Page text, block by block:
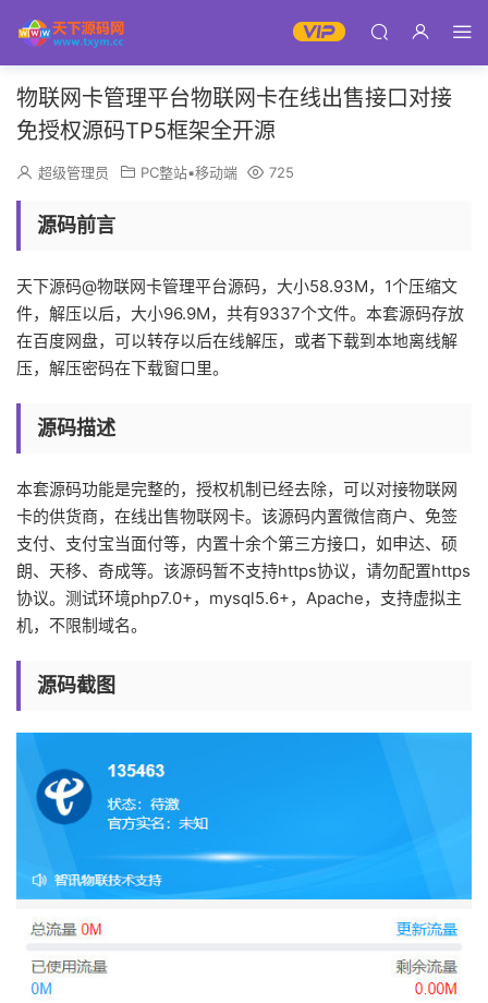
物联网卡管理平台物联网卡在线出售接口对接
免授权源码TP5框架全开源
超级管理员 PC整站▪移动端 725
源码前言
天下源码@物联网卡管理平台源码，大小58.93M，1个压缩文
件，解压以后，大小96.9M，共有9337个文件。本套源码存放
在百度网盘，可以转存以后在线解压，或者下载到本地离线解
压，解压密码在下载窗口里。
源码描述
本套源码功能是完整的，授权机制已经去除，可以对接物联网
卡的供货商，在线出售物联网卡。该源码内置微信商户、免签
支付、支付宝当面付等，内置十余个第三方接口，如申达、硕
朗、天移、奇成等。该源码暂不支持https协议，请勿配置https
协议。测试环境php7.0+，mysql5.6+，Apache，支持虚拟主
机，不限制域名。
源码截图